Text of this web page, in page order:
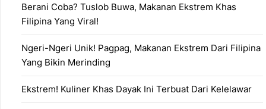
Berani Coba? Tuslob Buwa, Makanan Ekstrem Khas
Filipina Yang Viral!
Ngeri-Ngeri Unik! Pagpag, Makanan Ekstrem Dari Filipina
Yang Bikin Merinding
Ekstrem! Kuliner Khas Dayak Ini Terbuat Dari Kelelawar